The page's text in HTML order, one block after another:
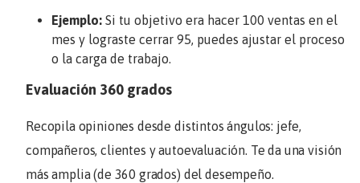
Ejemplo: Si tu objetivo era hacer 100 ventas en el
mes y lograste cerrar 95, puedes ajustar el proceso
o la carga de trabajo.
Evaluación 360 grados
Recopila opiniones desde distintos ángulos: jefe,
compañeros, clientes y autoevaluación. Te da una visión
más amplia (de 360 grados) del desempeño.